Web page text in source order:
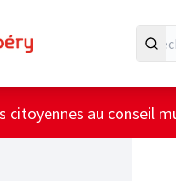
citoyennes au conseil